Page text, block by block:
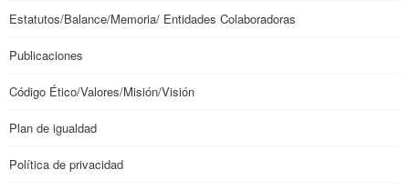
Estatutos/Balance/Memoria/ Entidades Colaboradoras
Publicaciones
Código Ético/Valores/Misión/Visión
Plan de igualdad
Política de privacidad